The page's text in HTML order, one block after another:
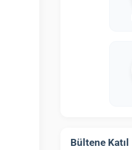
Bültene Katıl